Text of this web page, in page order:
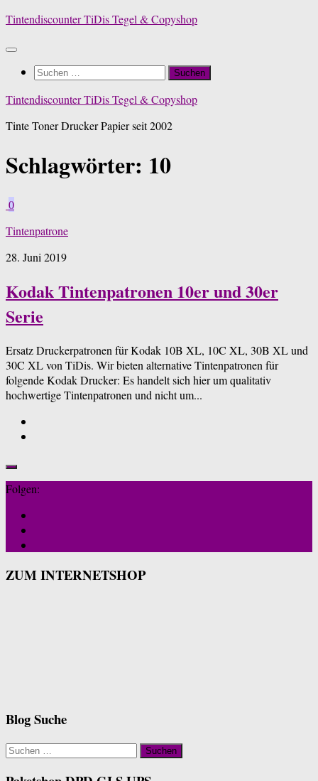
Zum
springen
Tintendiscounter TiDis Tegel & Copyshop
Suchen
Tintendiscounter TiDis Tegel & Copyshop
Tinte Toner Drucker Papier seit 2002
Schlagwörter: 10
0
Tintenpatrone
28. Juni 2019
Kodak Tintenpatronen 10er und 30er
Serie
Ersatz Druckerpatronen für Kodak 10B XL, 10C XL, 30B XL und
30C XL von TiDis. Wir bieten alternative Tintenpatronen für
folgende Kodak Drucker: Es handelt sich hier um qualitativ
hochwertige Tintenpatronen und nicht um...
Folgen:
ZUM INTERNETSHOP
Blog Suche
Suchen
nach: